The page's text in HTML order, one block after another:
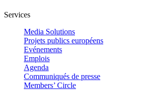
Services
Media Solutions
Projets publics européens
Evénements
Emplois
Agenda
Communiqués de presse
Members’ Circle